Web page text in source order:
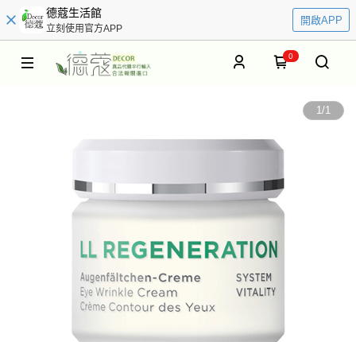
德蔻生活館
立刻使用官方APP
開啟APP
0
1/1